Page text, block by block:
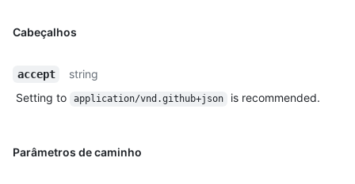
Cabeçalhos
accept
string
Setting to
application/vnd.github+json is recommended.
Parâmetros de caminho